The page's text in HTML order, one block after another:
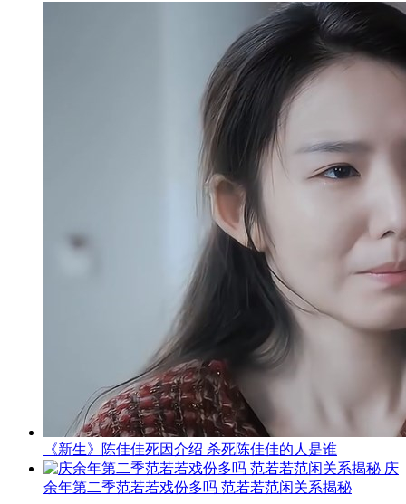
《新生》陈佳佳死因介绍 杀死陈佳佳的人是谁
庆
余年第二季范若若戏份多吗 范若若范闲关系揭秘